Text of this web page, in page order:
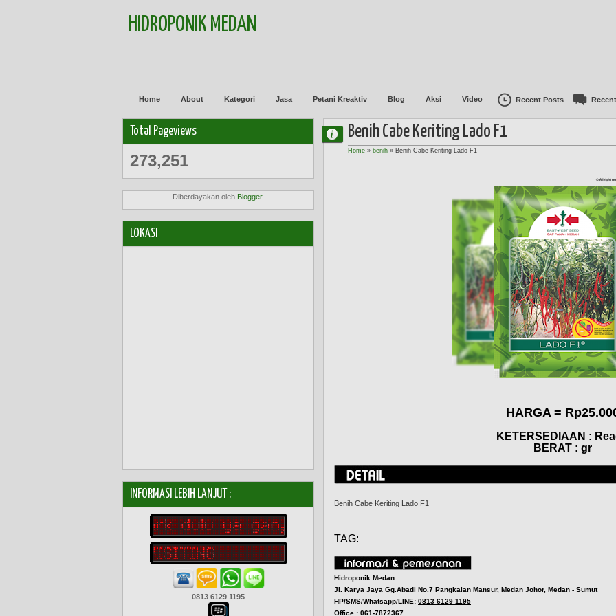
HIDROPONIK MEDAN
Home About Kategori Jasa Petani Kreaktiv Blog Aksi Video Recent Posts
Benih Cabe Keriting Lado F1
Home » benih » Benih Cabe Keriting Lado F1
HARGA =
KETERSEDIAAN :
BERAT : gr
Benih Cabe Keriting Lado F1
TAG:
Hidroponik Medan
Jl. Karya Jaya Gg.Abadi No.7 Pangkalan Mansur, Medan Johor, Medan - Sumut
HP/SMS/Whatsapp/LINE: 0813 6129 1195
Office : 061-7872367
Total Pageviews
273,251
Diberdayakan oleh Blogger.
LOKASI
INFORMASI LEBIH LANJUT :
0813 6129 1195